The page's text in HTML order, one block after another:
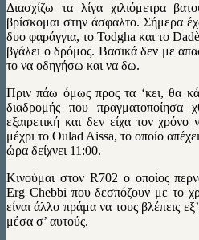
Διασχίζω τα λίγα χιλιόμετρα
βρίσκομαι στην άσφαλτο. Σήμερα
δυο φαράγγια, το Todgha και το
βγάλει ο δρόμος. Βασικά δεν με
το να οδηγήσω και να δω.
Πριν πάω όμως προς τα ‘κει, θα
διαδρομής που
εξαιρετική και δεν είχα τον
μέχρι το Oulad Aissa, το οποίο
ώρα δείχνει 11:00.
Κινούμαι στον R702 ο οποίος
Erg Chebbi που δεσπόζουν με το
είναι άλλο πράμα να τους βλέπεις
μέσα σ’ αυτούς.